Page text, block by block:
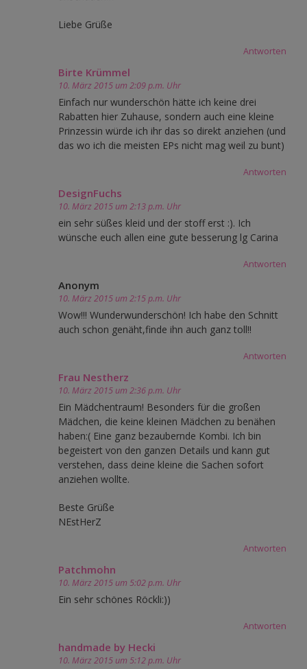
Liebe Grüße
Antworten
Birte Krümmel
10. März 2015 um 2:09 p.m. Uhr
Einfach nur wunderschön hätte ich keine drei
Rabatten hier Zuhause, sondern auch eine kleine
Prinzessin würde ich ihr das so direkt anziehen (und
das wo ich die meisten EPs nicht mag weil zu bunt)
Antworten
DesignFuchs
10. März 2015 um 2:13 p.m. Uhr
ein sehr süßes kleid und der stoff erst :). Ich
wünsche euch allen eine gute besserung lg Carina
Antworten
Anonym
10. März 2015 um 2:15 p.m. Uhr
Wow!!! Wunderwunderschön! Ich habe den Schnitt
auch schon genäht,finde ihn auch ganz toll!!
Antworten
Frau Nestherz
10. März 2015 um 2:36 p.m. Uhr
Ein Mädchentraum! Besonders für die großen
Mädchen, die keine kleinen Mädchen zu benähen
haben:( Eine ganz bezaubernde Kombi. Ich bin
begeistert von den ganzen Details und kann gut
verstehen, dass deine kleine die Sachen sofort
anziehen wollte.
Beste Grüße
NEstHerZ
Antworten
Patchmohn
10. März 2015 um 5:02 p.m. Uhr
Ein sehr schönes Röckli:))
Antworten
handmade by Hecki
10. März 2015 um 5:12 p.m. Uhr